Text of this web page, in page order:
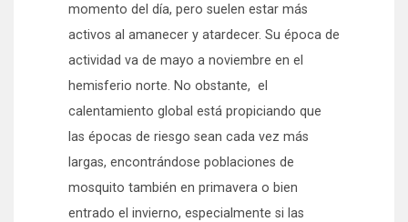
momento del día, pero suelen estar más
activos al amanecer y atardecer. Su época de
actividad va de mayo a noviembre en el
hemisferio norte. No obstante, el
calentamiento global está propiciando que
las épocas de riesgo sean cada vez más
largas, encontrándose poblaciones de
mosquito también en primavera o bien
entrado el invierno, especialmente si las